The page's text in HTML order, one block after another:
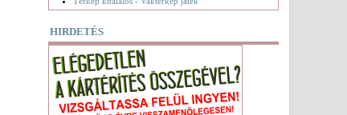
HIRDETÉS